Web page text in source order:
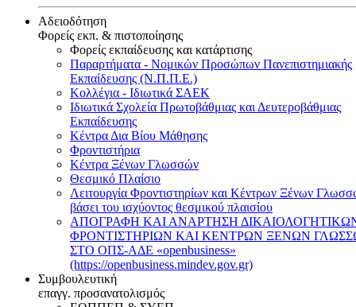
Αδειοδότηση
Φορείς εκπ. & πιστοποίησης
Φορείς εκπαίδευσης και κατάρτισης
Παραρτήματα - Νομικών Προσώπων Πανεπιστημιακής
Εκπαίδευσης (Ν.Π.Π.Ε.)
Κολλέγια - Ιδιωτικά ΣΑΕΚ
Ιδιωτικά Σχολεία Πρωτοβάθμιας και Δευτεροβάθμιας
Εκπαίδευσης
Κέντρα Δια Βίου Μάθησης
Φροντιστήρια
Κέντρα Ξένων Γλωσσών
Θεσμικό Πλαίσιο
Λειτουργία Φροντιστηρίων και Κέντρων Ξένων
βάσει του ισχύοντος θεσμικού πλαισίου
ΑΠΟΓΡΑΦΗ ΚΑΙ ΑΝΑΡΤΗΣΗ
ΦΡΟΝΤΙΣΤΗΡΙΩΝ ΚΑΙ ΚΕΝΤΡΩΝ ΞΕΝΩΝ
ΣΤΟ ΟΠΣ-ΑΔΕ «openbusiness»
(https://openbusiness.mindev.gov.gr)
Συμβουλευτική
επαγγ. προσανατολισμός